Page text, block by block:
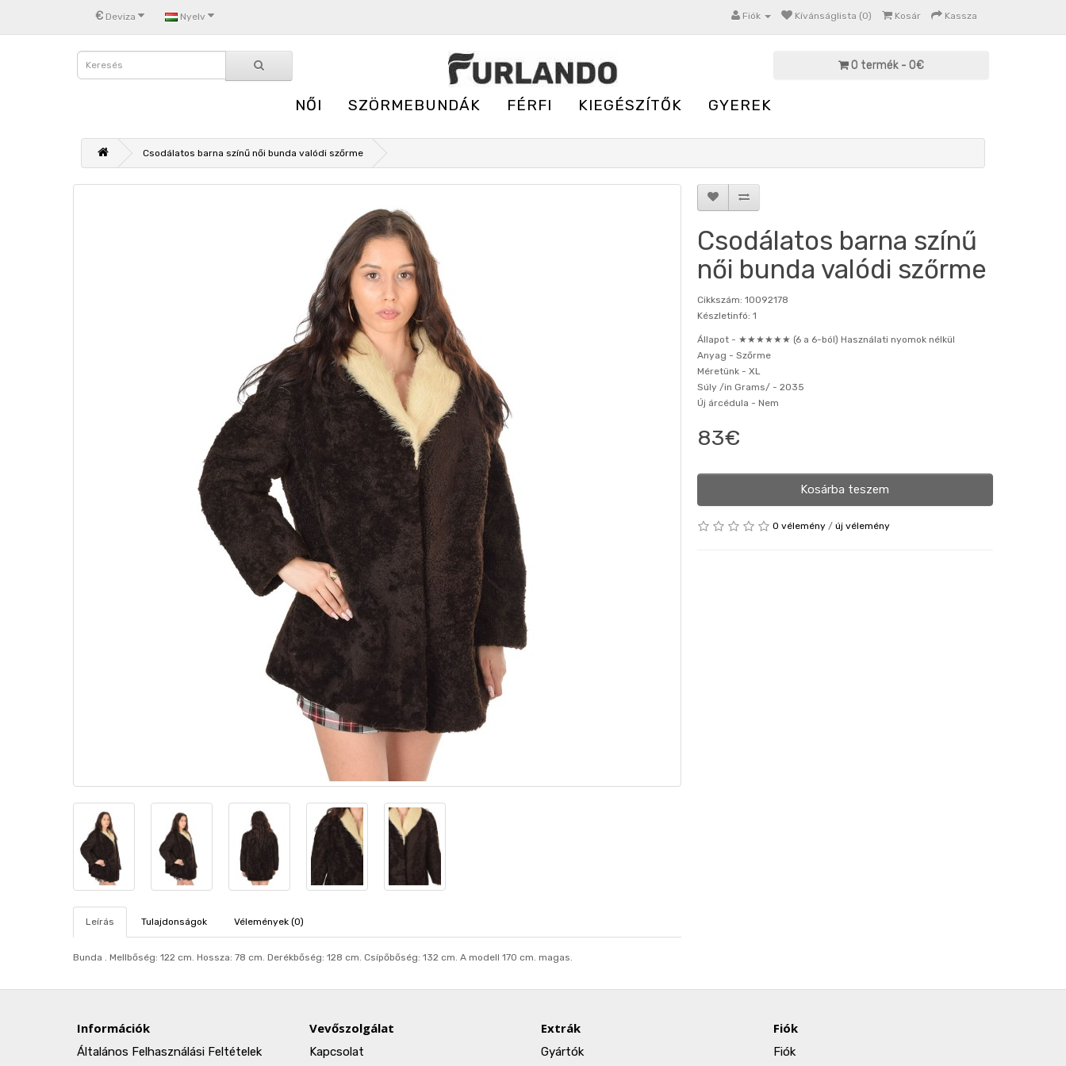
€ Deviza Nyelv Fiók Kívánságlista (0) Kosár Kassza
0 termék - 0€
NŐI SZÖRMEBUNDÁK FÉRFI KIEGÉSZÍTŐK GYEREK
Csodálatos barna színű női bunda valódi szőrme
Leírás Tulajdonságok Vélemények (0)
Bunda . Mellbőség: 122 cm. Hosszа: 78 cm. Derékbőség: 128 cm. Csípőbőség: 132 cm. A modell 170 cm. magas.
Csodálatos barna színű
női bunda valódi szőrme
Cikkszám: 10092178
Készletinfó: 1
Állapot - ★★★★★★ (6 a 6-ból) Használati nyomok nélkül
Anyag - Szőrme
Méretünk - XL
Súly /in Grams/ - 2035
Új árcédula - Nem
83€
Kosárba teszem
0 vélemény/ új vélemény
Információk
Általános Felhasználási Feltételek
Vevőszolgálat
Kapcsolat
Extrák
Gyártók
Fiók
Fiók